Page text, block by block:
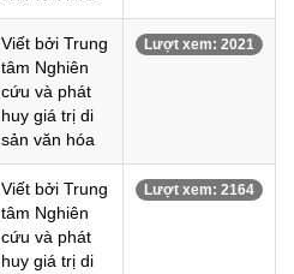
Viết bởi Trung
tâm Nghiên
cứu và phát
huy giá trị di
sản văn hóa
Lượt xem: 2021
Viết bởi Trung
tâm Nghiên
cứu và phát
huy giá trị di
Lượt xem: 2164